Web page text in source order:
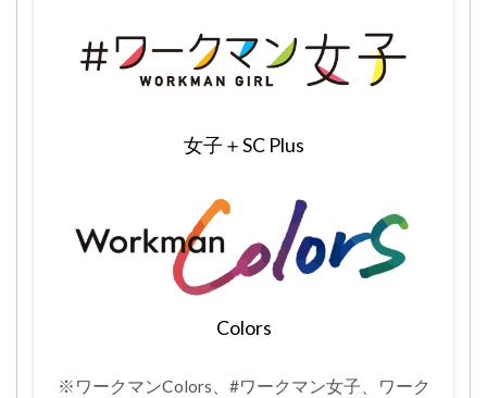
女子＋SC Plus
Colors
※ワークマンColors、#ワークマン女子、ワーク